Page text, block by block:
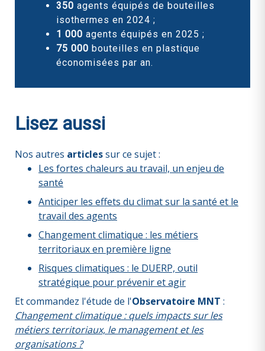
350 agents équipés de bouteilles
isothermes en 2024 ;
1 000 agents équipés en 2025 ;
75 000 bouteilles en plastique
économisées par an.
Lisez aussi
Nos autres articlessur ce sujet :
Les fortes chaleurs au travail, un enjeu de
santé
Anticiper les effets du climat sur la santé et le
travail des agents
Changement climatique : les métiers
territoriaux en première ligne
Risques climatiques : le DUERP, outil
stratégique pour prévenir et agir
Et commandez l'étude de l'Observatoire MNT :
Changement climatique : quels impacts sur les
métiers territoriaux, le management et les
organisations ?